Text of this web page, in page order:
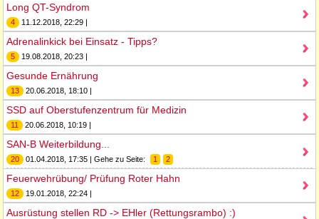
Long QT-Syndrom
4 11.12.2018, 22:29 |
Adrenalinkick bei Einsatz - Tipps?
5 19.08.2018, 20:23 |
Gesunde Ernährung
13 20.06.2018, 18:10 |
SSD auf Oberstufenzentrum für Medizin
11 20.06.2018, 10:19 |
SAN-B Weiterbildung...
20 01.04.2018, 17:35 | Gehe zu Seite: 1 2
Feuerwehrübung/ Prüfung Roter Hahn
12 19.01.2018, 22:24 |
Ausrüstung stellen RD -> EHler (Rettungsrambo) :)